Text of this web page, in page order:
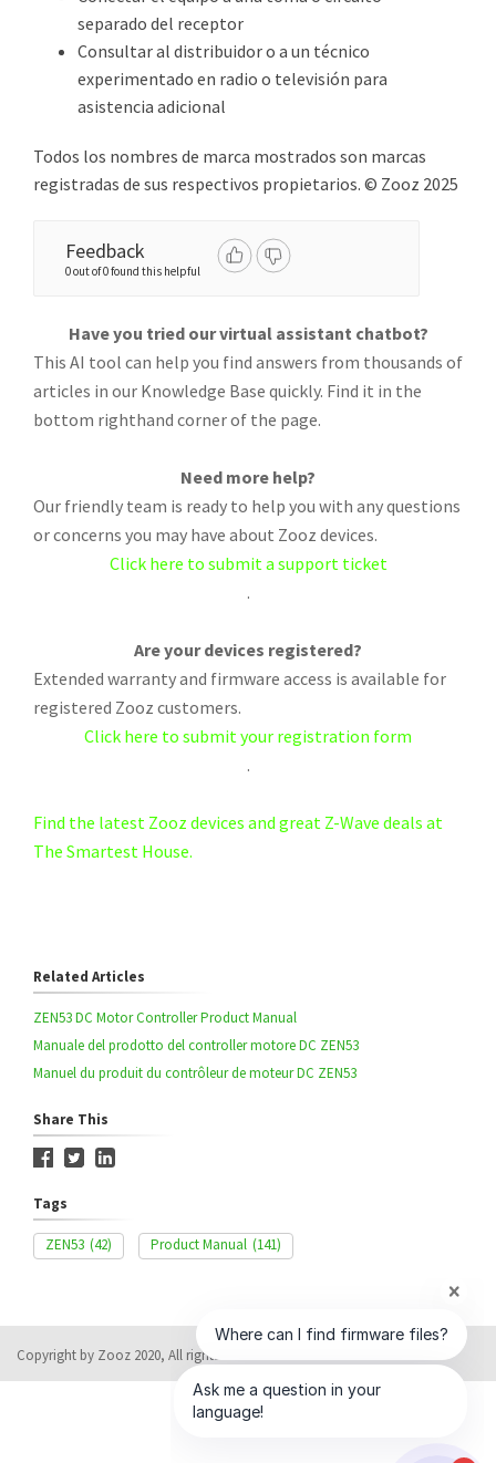
separado del receptor
Consultar al distribuidor o a un técnico
experimentado en radio o televisión para
asistencia adicional
Todos los nombres de marca mostrados son marcas
registradas de sus respectivos propietarios. © Zooz 2025
Feedback
0 out of 0 found this helpful
Have you tried our virtual assistant chatbot?
This AI tool can help you find answers from thousands of
articles in our Knowledge Base quickly. Find it in the
bottom righthand corner of the page.
Need more help?
Our friendly team is ready to help you with any questions
or concerns you may have about Zooz devices.
Click here to submit a support ticket
.
Are your devices registered?
Extended warranty and firmware access is available for
registered Zooz customers.
Click here to submit your registration form
.
Find the latest Zooz devices and great Z-Wave deals at
The Smartest House.
Related Articles
ZEN53 DC Motor Controller Product Manual
Manuale del prodotto del controller motore DC ZEN53
Manuel du produit du contrôleur de moteur DC ZEN53
Share This
Tags
ZEN53 (42) Product Manual (141)
Copyright by Zooz 2020, All rights reserved
Help Desk Software